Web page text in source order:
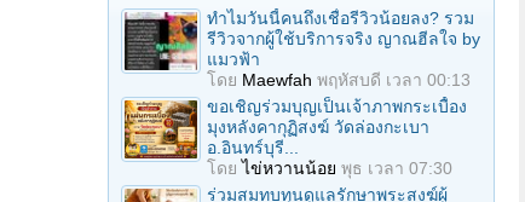
ทำไมวันนี้คนถึงเชื่อรีวิวน้อยลง? รวม
รีวิวจากผู้ใช้บริการจริง ญาณฮีลใจ by
แมวฟ้า
โดย Maewfah พฤหัสบดี เวลา 00:13
ขอเชิญร่วมบุญเป็นเจ้าภาพกระเบื้อง
มุงหลังคากุฏิสงฆ์ วัดล่องกะเบา
อ.อินทร์บุรี...
โดยไข่หวานน้อย พุธ เวลา 07:30
ร่วมสมทบทุนดูแลรักษาพระสงฆ์ผู้